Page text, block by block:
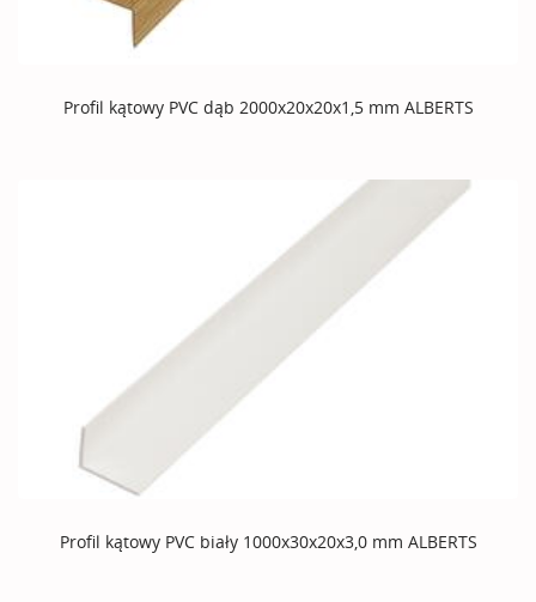
Profil kątowy PVC dąb 2000x20x20x1,5 mm ALBERTS
Profil kątowy PVC biały 1000x30x20x3,0 mm ALBERTS